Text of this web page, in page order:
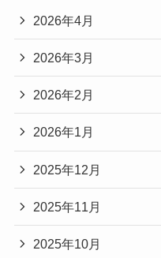
2026年4月
2026年3月
2026年2月
2026年1月
2025年12月
2025年11月
2025年10月